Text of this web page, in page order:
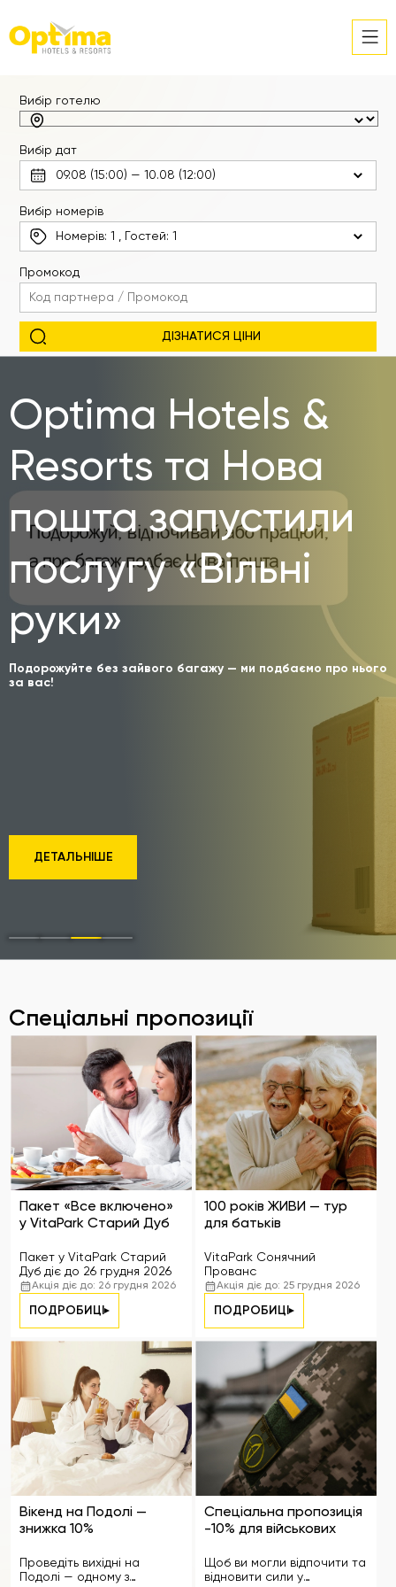
Вибір готелю
Вибір дат
Вибір номерів
Номерів:1 , Гостей: 1
Промокод
Optima Hotels &
Resorts та Нова
пошта запустили
послугу «Вільні
руки»
Подорожуйте без зайвого багажу — ми подбаємо про нього
за вас!
ДЕТАЛЬНІШЕ
Спеціальні пропозиції
Пакет «Все включено»
у VitaPark Старий Дуб
Пакет у VitaPark Старий
Дуб діє до 26 грудня 2026
Акція діє до: 26 грудня 2026
ПОДРОБИЦІ
100 років ЖИВИ — тур
для батьків
VitaPark Сонячний
Прованс
Акція діє до: 25 грудня 2026
ПОДРОБИЦІ
Вікенд на Подолі —
знижка 10%
Проведіть вихідні на
Подолі — одному з
Спеціальна пропозиція
-10% для військових
Щоб ви могли відпочити та
відновити сили у